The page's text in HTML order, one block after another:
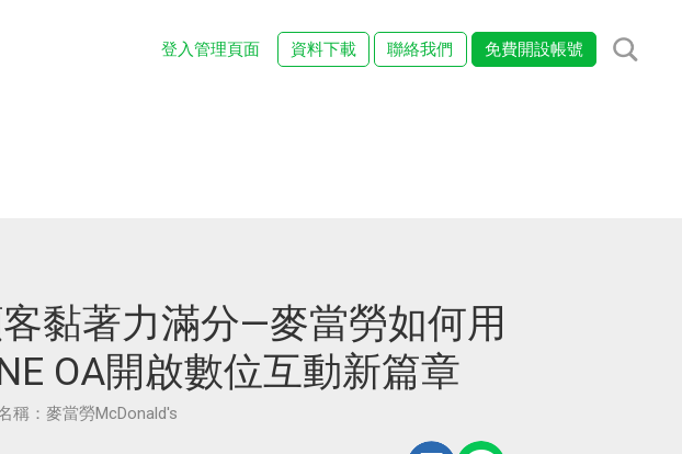
登入管理頁面 資料下載 聯絡我們 免費開設帳號
黏著力滿分—麥當勞如何用
OA開啟數位互動新篇章
稱：麥當勞McDonald's